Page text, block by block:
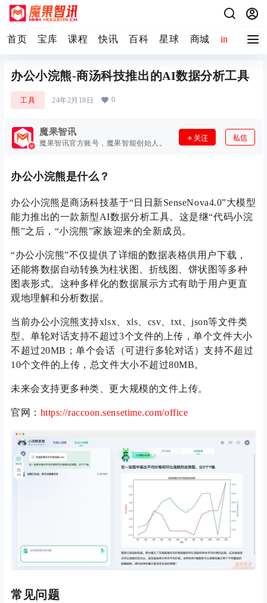
首页 宝库 课程 快讯 百科 星球 商城 image-2
办公小浣熊-商汤科技推出的AI数据分析工具
工具 24年2月18日 0
魔果智讯
魔果智讯官方账号，魔果智能创始人。
关注 私信
办公小浣熊是什么？
办公小浣熊是商汤科技基于“日日新SenseNova4.0”大模型
能力推出的一款新型AI数据分析工具。这是继“代码小浣
熊”之后，“小浣熊”家族迎来的全新成员。
“办公小浣熊”不仅提供了详细的数据表格供用户下载，
还能将数据自动转换为柱状图、折线图、饼状图等多种
图表形式。这种多样化的数据展示方式有助于用户更直
观地理解和分析数据。
当前办公小浣熊支持xlsx、xls、csv、txt、json等文件类
型。单轮对话支持不超过3个文件的上传，单个文件大小
不超过20MB；单个会话（可进行多轮对话）支持不超过
10个文件的上传，总文件大小不超过80MB。
未来会支持更多种类、更大规模的文件上传。
官网： https://raccoon.sensetime.com/office
常见问题